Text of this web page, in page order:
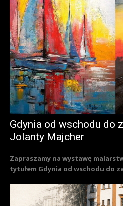
Gdynia od wschodu do
Jolanty Majcher
Zapraszamy na wystawę
tytułem Gdynia od wschodu do